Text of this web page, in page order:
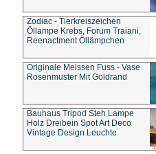
Zodiac - Tierkreiszeichen
Öllampe Krebs, Forum Traiani,
Reenactment Öllämpchen
Originale Meissen Fuss - Vase
Rosenmuster Mit Goldrand
Bauhaus Tripod Steh Lampe
Holz Dreibein Spot Art Deco
Vintage Design Leuchte